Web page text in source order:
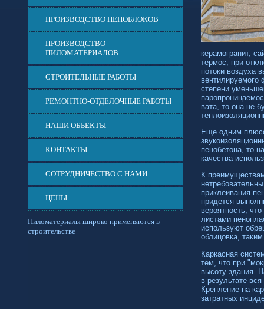
ПРОИЗВОДСТВО ПЕНОБЛОКОВ
ПРОИЗВОДСТВО
ПИЛОМАТЕРИАЛОВ
СТРОИТЕЛЬНЫЕ РАБОТЫ
РЕМОНТНО-ОТДЕЛОЧНЫЕ РАБОТЫ
НАШИ ОБЪЕКТЫ
КОНТАКТЫ
СОТРУДНИЧЕСТВО С НАМИ
ЦЕНЫ
Пиломатериалы широко применяются в
строительстве
керамогранит,
термос, при
потоки воздуха
вентилируемого
степени
вата, то она не
Еще одним
пенобетона, то
качества
К
приклеивания
придется
вероятность,
листами
используют
облицовка,
Каркасная
тем, что при
высоту здания.
в результате
Крепление на
затратных